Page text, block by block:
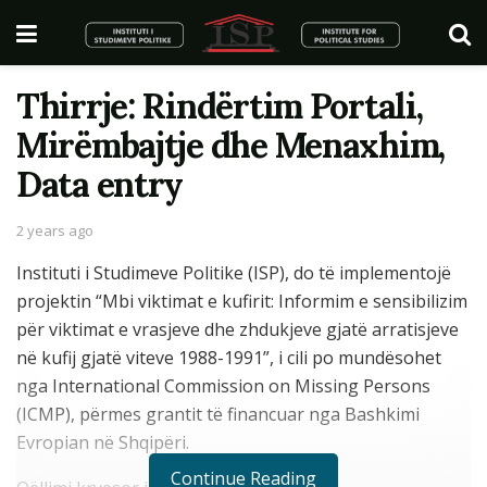
Thirrje: Rindërtim Portali,
Mirëmbajtje dhe Menaxhim,
Data entry
2 years ago
Instituti i Studimeve Politike (ISP), do të implementojë
projektin “Mbi viktimat e kufirit: Informim e sensibilizim
për viktimat e vrasjeve dhe zhdukjeve gjatë arratisjeve
në kufij gjatë viteve 1988-1991”, i cili po mundësohet
nga International Commission on Missing Persons
(ICMP), përmes grantit të financuar nga Bashkimi
Evropian në Shqipëri.
Continue Reading